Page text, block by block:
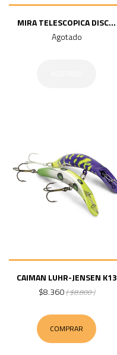
MIRA TELESCOPICA DISC...
Agotado
CAIMAN LUHR-JENSEN K13
$8.360( $8.800 )
COMPRAR